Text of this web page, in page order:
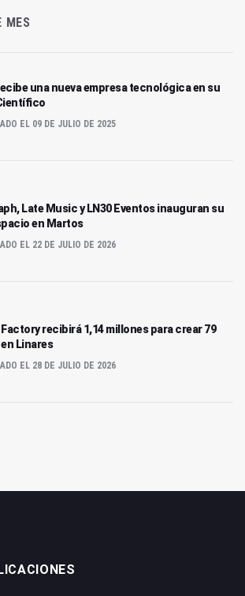
MES
una nueva empresa tecnológica en su
EL 09 DE JULIO DE 2025
Late Music y LN30 Eventos inauguran su
en Martos
EL 22 DE JULIO DE 2026
recibirá 1,14 millones para crear 79
Linares
EL 28 DE JULIO DE 2026